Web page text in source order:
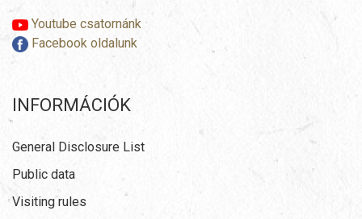
Youtube csatornánk
Facebook oldalunk
INFORMÁCIÓK
General Disclosure List
Public data
Visiting rules